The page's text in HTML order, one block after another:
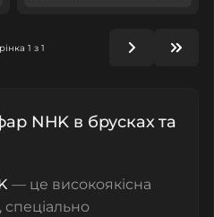
1 з 1
NHK в брусках та
— це високоякісна